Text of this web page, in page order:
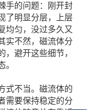
手的问题：刚开封
了明显分层，上层
均匀，没过多久又
实不然，磁流体分
避开这些细节，
式不当。磁流体的
需要保持稳定的分